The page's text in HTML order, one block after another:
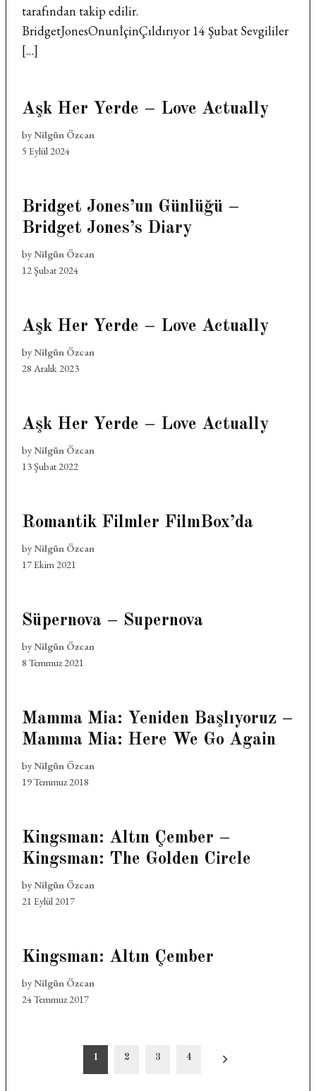
tarafından takip edilir.
BridgetJonesOnunİçinÇıldırıyor 14 Şubat Sevgililer
[…]
Aşk Her Yerde – Love Actually
byNilgün Özcan
5 Eylül 2024
Bridget Jones’un Günlüğü –
Bridget Jones’s Diary
byNilgün Özcan
12 Şubat 2024
Aşk Her Yerde – Love Actually
byNilgün Özcan
28 Aralık 2023
Aşk Her Yerde – Love Actually
byNilgün Özcan
13 Şubat 2022
Romantik Filmler FilmBox’da
byNilgün Özcan
17 Ekim 2021
Süpernova – Supernova
byNilgün Özcan
8 Temmuz 2021
Mamma Mia: Yeniden Başlıyoruz –
Mamma Mia: Here We Go Again
byNilgün Özcan
19 Temmuz 2018
Kingsman: Altın Çember –
Kingsman: The Golden Circle
byNilgün Özcan
21 Eylül 2017
Kingsman: Altın Çember
byNilgün Özcan
24 Temmuz 2017
sayfalandırması
1 2 3 4